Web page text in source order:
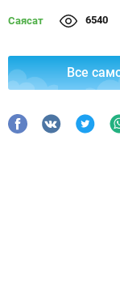
Саясат 6540
Все